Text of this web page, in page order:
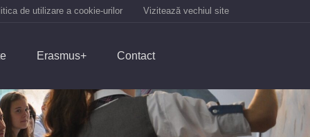
de utilizare a cookie-urilor Vizitează vechiul site
Erasmus+ Contact